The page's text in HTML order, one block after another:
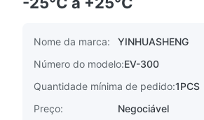
Nome da marca:
YINHUASHENG
Número do modelo:EV-300
Quantidade mínima de pedido:1PCS
Preço:
Negociável